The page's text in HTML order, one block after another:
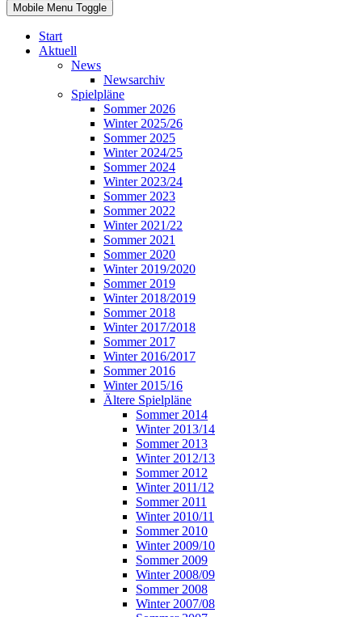
Mobile Menu Toggle
Start
Aktuell
News
Newsarchiv
Spielpläne
Sommer 2026
Winter 2025/26
Sommer 2025
Winter 2024/25
Sommer 2024
Winter 2023/24
Sommer 2023
Sommer 2022
Winter 2021/22
Sommer 2021
Sommer 2020
Winter 2019/2020
Sommer 2019
Winter 2018/2019
Sommer 2018
Winter 2017/2018
Sommer 2017
Winter 2016/2017
Sommer 2016
Winter 2015/16
Ältere Spielpläne
Sommer 2014
Winter 2013/14
Sommer 2013
Winter 2012/13
Sommer 2012
Winter 2011/12
Sommer 2011
Winter 2010/11
Sommer 2010
Winter 2009/10
Sommer 2009
Winter 2008/09
Sommer 2008
Winter 2007/08